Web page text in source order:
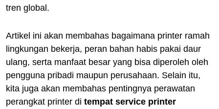
tren global.
Artikel ini akan membahas bagaimana printer ramah
lingkungan bekerja, peran bahan habis pakai daur
ulang, serta manfaat besar yang bisa diperoleh oleh
pengguna pribadi maupun perusahaan. Selain itu,
kita juga akan membahas pentingnya perawatan
perangkat printer di tempat service printer